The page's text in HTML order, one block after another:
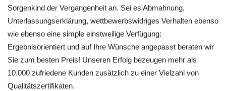
Sorgenkind der Vergangenheit an. Sei es Abmahnung,
Unterlassungserklärung, wettbewerbswidriges Verhalten ebenso
wie ebenso eine simple einstweilige Verfügung:
Ergebnisorientiert und auf Ihre Wünsche angepasst beraten wir
Sie zum besten Preis! Unseren Erfolg bezeugen mehr als
10.000 zufriedene Kunden zusätzlich zu einer Vielzahl von
Qualitätszertifikaten.